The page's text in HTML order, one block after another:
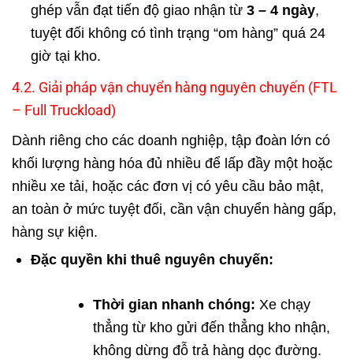
ghép vẫn đạt tiến độ giao nhận từ 3 – 4 ngày,
tuyệt đối không có tình trạng “om hàng” quá 24
giờ tại kho.
4.2. Giải pháp vận chuyển hàng nguyên chuyến (FTL
– Full Truckload)
Dành riêng cho các doanh nghiệp, tập đoàn lớn có
khối lượng hàng hóa đủ nhiều để lấp đầy một hoặc
nhiều xe tải, hoặc các đơn vị có yêu cầu bảo mật,
an toàn ở mức tuyệt đối, cần vận chuyển hàng gấp,
hàng sự kiện.
Đặc quyền khi thuê nguyên chuyến:
Thời gian nhanh chóng: Xe chạy
thẳng từ kho gửi đến thẳng kho nhận,
không dừng đỗ trả hàng dọc đường.